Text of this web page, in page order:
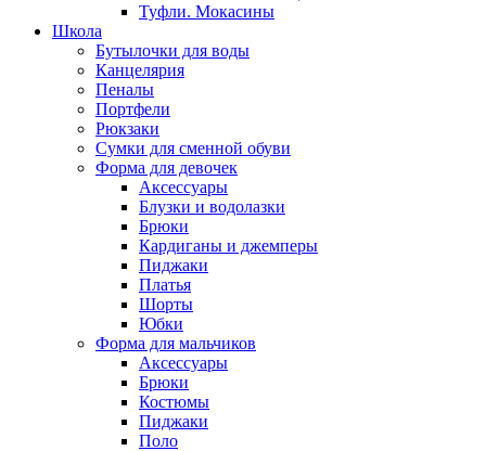
Туфли. Мокасины
Школа
Бутылочки для воды
Канцелярия
Пеналы
Портфели
Рюкзаки
Сумки для сменной обуви
Форма для девочек
Аксессуары
Блузки и водолазки
Брюки
Кардиганы и джемперы
Пиджаки
Платья
Шорты
Юбки
Форма для мальчиков
Аксессуары
Брюки
Костюмы
Пиджаки
Поло